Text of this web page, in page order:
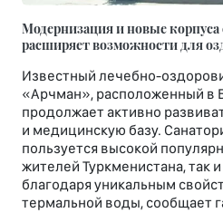
Модернизация и новые
расширяет возможности для
Известный лечебно-
«Арчман», расположенный в
продолжает активно
и медицинскую базу.
пользуется высокой
жителей Туркменистана, так
благодаря уникальным
термальной воды, сообщает